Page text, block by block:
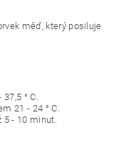
měď, který posiluje
° C.
21 - 24 ° C.
5 - 10 minut.